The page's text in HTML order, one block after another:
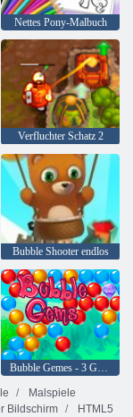
Nettes Pony-Malbuch
Verfluchter Schatz 2
Bubble Shooter endlos
Bubble Gemes - 3 Gewinnt
Malspiele
Bildschirm
HTML5